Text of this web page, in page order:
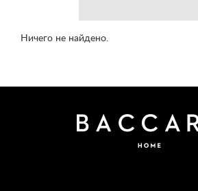
Ничего не найдено.